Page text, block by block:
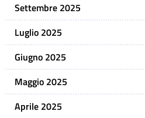
Settembre 2025
Luglio 2025
Giugno 2025
Maggio 2025
Aprile 2025